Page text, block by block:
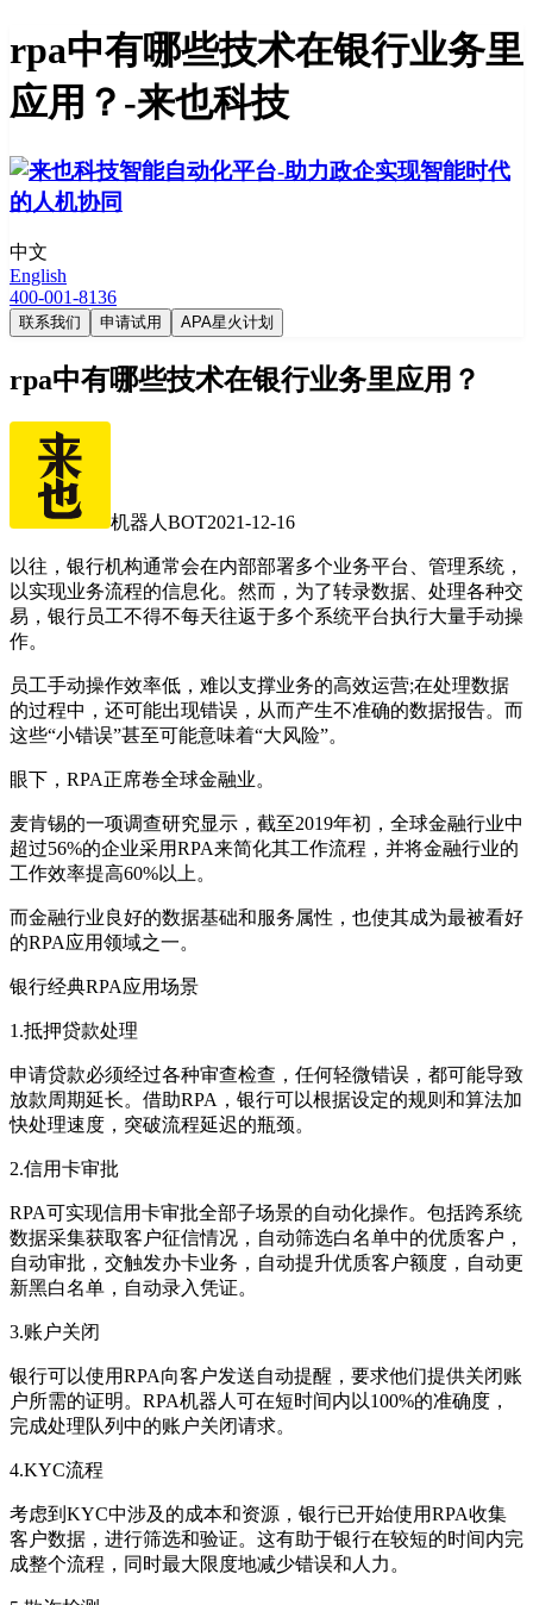
rpa中有哪些技术在银行业务里
应用？-来也科技
中文
English
400-001-8136
联系我们 申请试用 APA星火计划
rpa中有哪些技术在银行业务里应用？
机器人BOT2021-12-16
以往，银行机构通常会在内部部署多个业务平台、管理系统，
以实现业务流程的信息化。然而，为了转录数据、处理各种交
易，银行员工不得不每天往返于多个系统平台执行大量手动操
作。
员工手动操作效率低，难以支撑业务的高效运营;在处理数据
的过程中，还可能出现错误，从而产生不准确的数据报告。而
这些“小错误”甚至可能意味着“大风险”。
眼下，RPA正席卷全球金融业。
麦肯锡的一项调查研究显示，截至2019年初，全球金融行业中
超过56%的企业采用RPA来简化其工作流程，并将金融行业的
工作效率提高60%以上。
而金融行业良好的数据基础和服务属性，也使其成为最被看好
的RPA应用领域之一。
银行经典RPA应用场景
1.抵押贷款处理
申请贷款必须经过各种审查检查，任何轻微错误，都可能导致
放款周期延长。借助RPA，银行可以根据设定的规则和算法加
快处理速度，突破流程延迟的瓶颈。
2.信用卡审批
RPA可实现信用卡审批全部子场景的自动化操作。包括跨系统
数据采集获取客户征信情况，自动筛选白名单中的优质客户，
自动审批，交触发办卡业务，自动提升优质客户额度，自动更
新黑白名单，自动录入凭证。
3.账户关闭
银行可以使用RPA向客户发送自动提醒，要求他们提供关闭账
户所需的证明。RPA机器人可在短时间内以100%的准确度，
完成处理队列中的账户关闭请求。
4.KYC流程
考虑到KYC中涉及的成本和资源，银行已开始使用RPA收集
客户数据，进行筛选和验证。这有助于银行在较短的时间内完
成整个流程，同时最大限度地减少错误和人力。